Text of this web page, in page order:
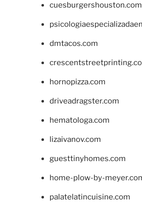
cuesburgershouston.com
dmtacos.com
hornopizza.com
driveadragster.com
hematologa.com
lizaivanov.com
guesttinyhomes.com
home-plow-by-
palatelatincuisine.com